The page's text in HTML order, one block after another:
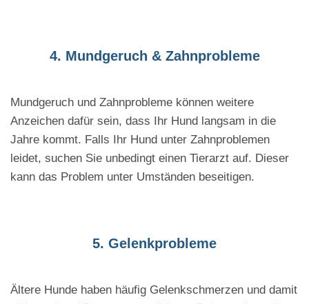
4. Mundgeruch & Zahnprobleme
Mundgeruch und Zahnprobleme können weitere
Anzeichen dafür sein, dass Ihr Hund langsam in die
Jahre kommt. Falls Ihr Hund unter Zahnproblemen
leidet, suchen Sie unbedingt einen Tierarzt auf. Dieser
kann das Problem unter Umständen beseitigen.
5. Gelenkprobleme
Ältere Hunde haben häufig Gelenkschmerzen und damit